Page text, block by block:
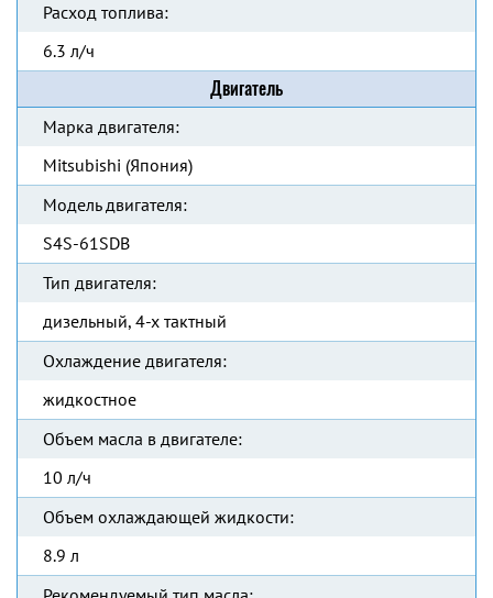
Расход топлива:
6.3 л/ч
Двигатель
Марка двигателя:
Mitsubishi (Япония)
Модель двигателя:
S4S-61SDB
Тип двигателя:
дизельный, 4-х тактный
Охлаждение двигателя:
жидкостное
Объем масла в двигателе:
10 л/ч
Объем охлаждающей жидкости:
8.9 л